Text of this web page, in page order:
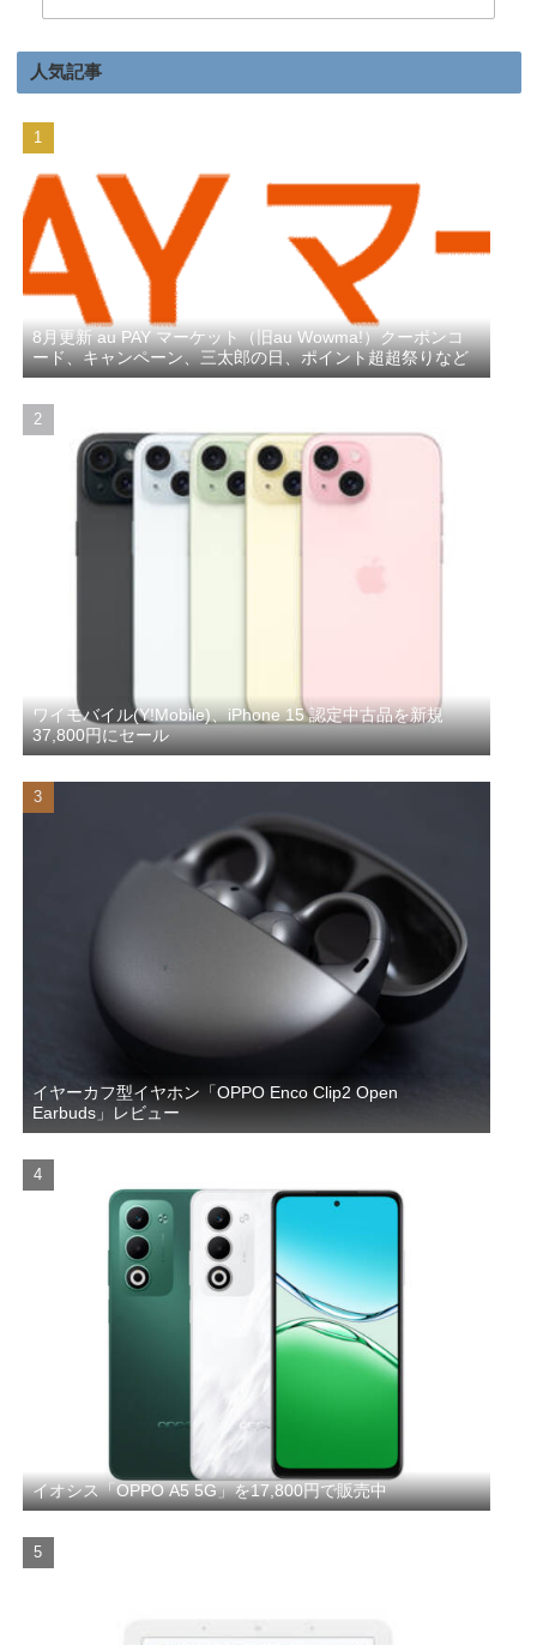
人気記事
8月更新 au PAY マーケット（旧au Wowma!）クーポンコ
ード、キャンペーン、三太郎の日、ポイント超超祭りなど
ワイモバイル(Y!Mobile)、iPhone 15 認定中古品を新規
37,800円にセール
イヤーカフ型イヤホン「OPPO Enco Clip2 Open
Earbuds」レビュー
イオシス「OPPO A5 5G」を17,800円で販売中